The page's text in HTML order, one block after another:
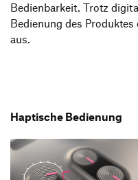
Bedienbarkeit. Trotz
Bedienung des
aus.
Haptische Bedienung